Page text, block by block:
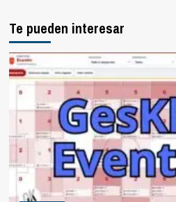
Te pueden interesar